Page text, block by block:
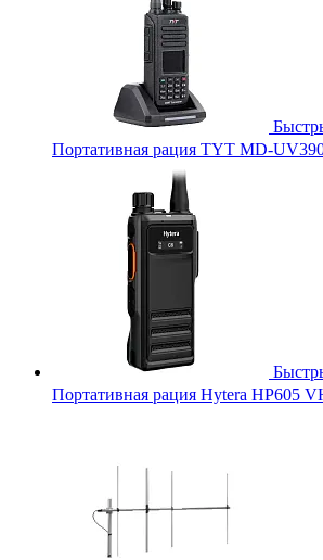
Портативная рация TYT MD-
Портативная рация Hytera HP605